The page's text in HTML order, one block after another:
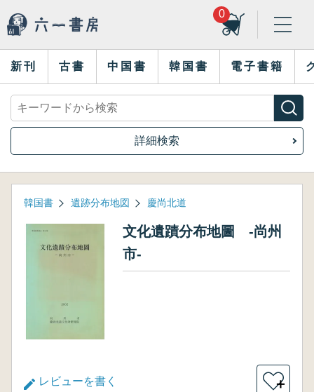
0
新刊 古書 中国書 韓国書 電子書籍
詳細検索
韓国書 遺跡分布地図 慶尚北道
文化遺蹟分布地圖 -尚州
市-
レビューを書く ＋